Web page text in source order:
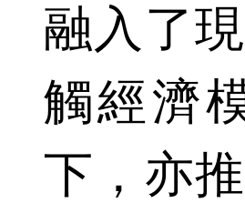
融入了
觸經濟
下，亦